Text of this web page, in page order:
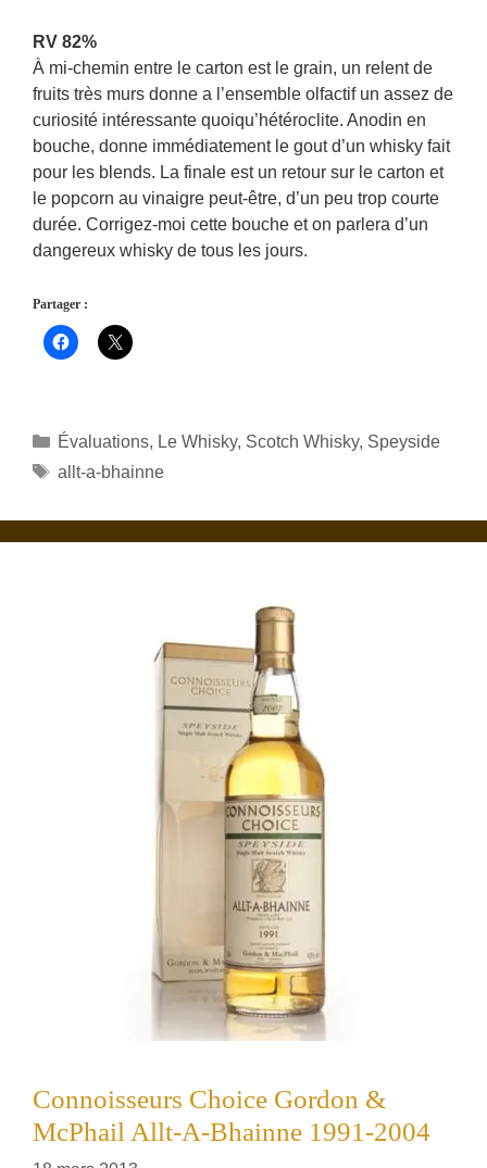
RV 82%
À mi-chemin entre le carton est le grain, un relent de
fruits très murs donne a l’ensemble olfactif un assez de
curiosité intéressante quoiqu’hétéroclite. Anodin en
bouche, donne immédiatement le gout d’un whisky fait
pour les blends. La finale est un retour sur le carton et
le popcorn au vinaigre peut-être, d’un peu trop courte
durée. Corrigez-moi cette bouche et on parlera d’un
dangereux whisky de tous les jours.
Partager :
Catégories
Évaluations, Le Whisky, Scotch Whisky, Speyside
Étiquettes
allt-a-bhainne
Connoisseurs Choice Gordon &
McPhail Allt-A-Bhainne 1991-2004